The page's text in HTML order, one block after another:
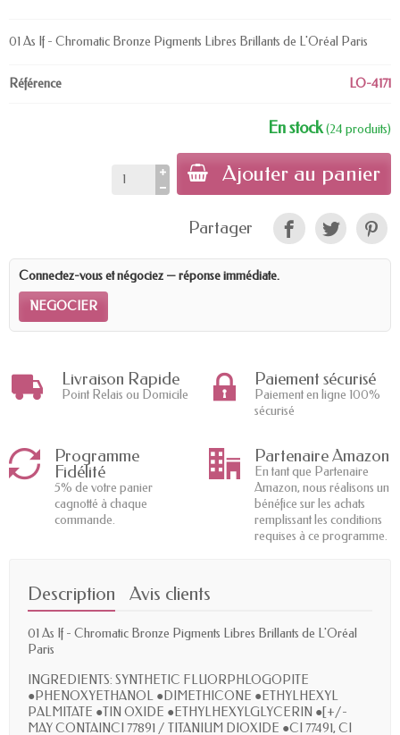
01 As If - Chromatic Bronze Pigments Libres Brillants de L'Oréal Paris
Référence LO-4171
En stock(24 produits)
Ajouter au panier
Partager
Connectez-vous et négociez — réponse immédiate.
NEGOCIER
Livraison Rapide
Point Relais ou Domicile
Paiement sécurisé
Paiement en ligne 100%
sécurisé
Programme
Fidélité
5% de votre panier
cagnotté à chaque
commande.
Partenaire Amazon
En tant que Partenaire
Amazon, nous réalisons un
bénéfice sur les achats
remplissant les conditions
requises à ce programme.
Description Avis clients
01 As If - Chromatic Bronze Pigments Libres Brillants de L'Oréal
Paris
INGREDIENTS: SYNTHETIC FLUORPHLOGOPITE
●PHENOXYETHANOL ●DIMETHICONE ●ETHYLHEXYL
PALMITATE ●TIN OXIDE ●ETHYLHEXYLGLYCERIN ●[+/-
MAY CONTAINCI 77891 / TITANIUM DIOXIDE ●CI 77491, CI